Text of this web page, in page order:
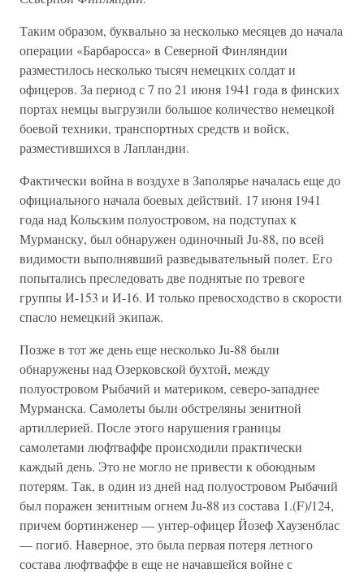
Таким образом, буквально за несколько месяцев до начала
операции «Барбаросса» в Северной Финляндии
разместилось несколько тысяч немецких солдат и
офицеров. За период с 7 по 21 июня 1941 года в финских
портах немцы выгрузили большое количество немецкой
боевой техники, транспортных средств и войск,
разместившихся в Лапландии.
Фактически война в воздухе в Заполярье началась еще до
официального начала боевых действий. 17 июня 1941
года над Кольским полуостровом, на подступах к
Мурманску, был обнаружен одиночный Ju-88, по всей
видимости выполнявший разведывательный полет. Его
попытались преследовать две поднятые по тревоге
группы И-153 и И-16. И только превосходство в скорости
спасло немецкий экипаж.
Позже в тот же день еще несколько Ju-88 были
обнаружены над Озерковской бухтой, между
полуостровом Рыбачий и материком, северо-западнее
Мурманска. Самолеты были обстреляны зенитной
артиллерией. После этого нарушения границы
самолетами люфтваффе происходили практически
каждый день. Это не могло не привести к обоюдным
потерям. Так, в один из дней над полуостровом Рыбачий
был поражен зенитным огнем Ju-88 из состава 1.(F)/124,
причем бортинженер — унтер-офицер Йозеф Хаузенблас
— погиб. Наверное, это была первая потеря летного
состава люфтваффе в еще не начавшейся войне с